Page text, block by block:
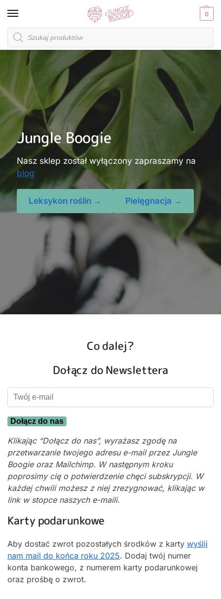
0
Jungle Boogie
Nasz sklep został wyłączony zapraszamy na
blog
Leksykon roślin → Pielęgnacja →
Co dalej?
Dołącz do Newslettera
Dołącz do nas
Klikając “Dołącz do nas”, wyrażasz zgodę na
przetwarzanie twojego adresu e-mail przez Jungle
Boogie oraz Mailchimp. W następnym kroku
poprosimy cię o potwierdzenie chęci subskrypcji. W
każdej chwili możesz z niej zrezygnować, klikając w
link w stopce naszych e-maili.
Karty podarunkowe
Aby dostać zwrot pozostałych środków z karty wyślij
nam mail do końca roku 2025. Dodaj twój numer
konta bankowego, z numerem karty podarunkowej
oraz prośbę o zwrot.